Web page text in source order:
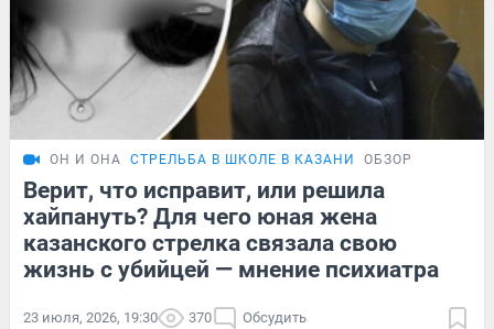
ОН И ОНА СТРЕЛЬБА В ШКОЛЕ В КАЗАНИ ОБЗОР
Верит, что исправит, или решила
хайпануть? Для чего юная жена
казанского стрелка связала свою
жизнь с убийцей — мнение психиатра
23 июля, 2026, 19:30 370 Обсудить